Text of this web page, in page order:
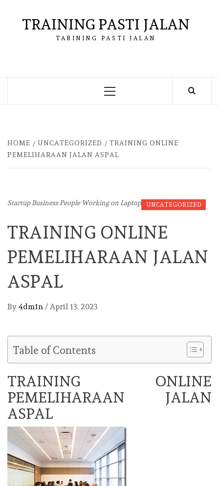
contentTRAINING PASTI JALAN
TARINING PASTI JALAN
Primary
HOME UNCATEGORIZED
TRAINING ONLINE
PEMELIHARAAN JALAN ASPAL
Startup Business People Working on Laptop UNCATEGORIZED
TRAINING ONLINE
PEMELIHARAAN JALAN
ASPAL
By 4dm1n / April 13, 2023
Table of Contents
TRAINING ONLINE
PEMELIHARAAN JALAN
ASPAL